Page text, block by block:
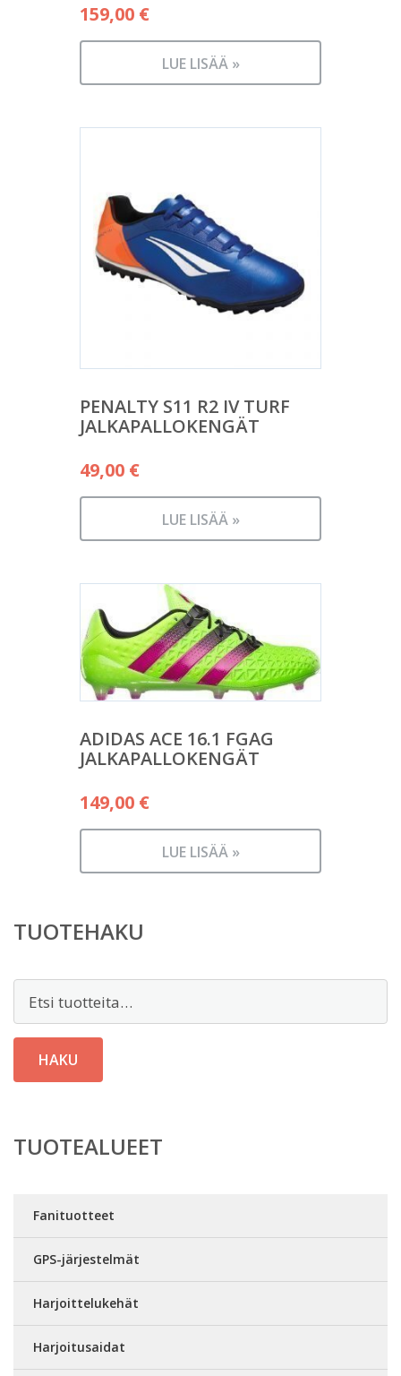
159,00 €
LUE LISÄÄ »
PENALTY S11 R2 IV TURF
JALKAPALLOKENGÄT
49,00 €
LUE LISÄÄ »
ADIDAS ACE 16.1 FGAG
JALKAPALLOKENGÄT
149,00 €
LUE LISÄÄ »
TUOTEHAKU
HAKU
TUOTEALUEET
Fanituotteet
GPS-järjestelmät
Harjoittelukehät
Harjoitusaidat